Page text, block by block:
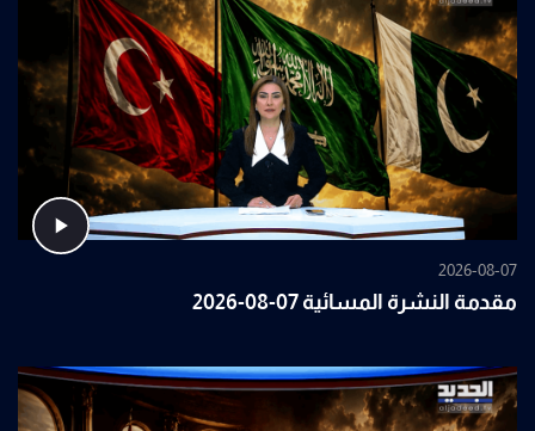
2026-08-07
مقدمة النشرة المسائية 07-08-2026